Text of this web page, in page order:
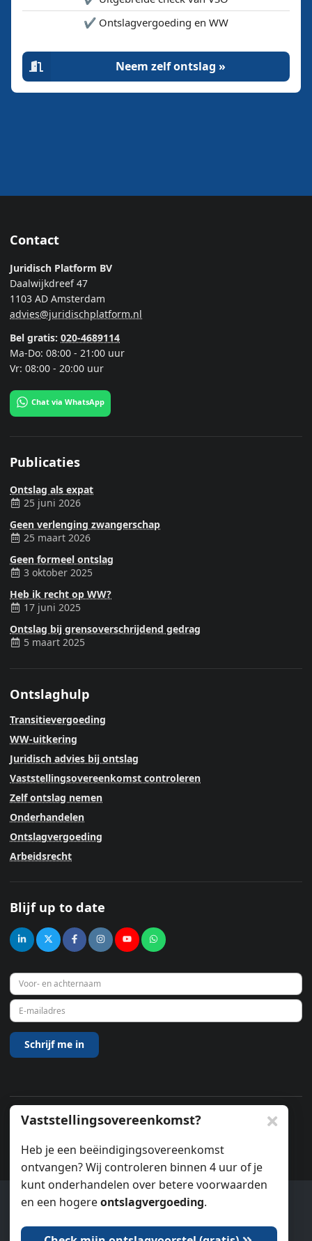
✔️ Ontslagvergoeding en WW
Neem zelf ontslag »
Contact
Juridisch Platform BV
Daalwijkdreef 47
1103 AD Amsterdam
advies@juridischplatform.nl
Bel gratis: 020-4689114
Ma-Do: 08:00 - 21:00 uur
Vr: 08:00 - 20:00 uur
Chat via WhatsApp
Publicaties
Ontslag als expat
25 juni 2026
Geen verlenging zwangerschap
25 maart 2026
Geen formeel ontslag
3 oktober 2025
Heb ik recht op WW?
17 juni 2025
Ontslag bij grensoverschrijdend gedrag
5 maart 2025
Ontslaghulp
Transitievergoeding
WW-uitkering
Juridisch advies bij ontslag
Vaststellingsovereenkomst controleren
Zelf ontslag nemen
Onderhandelen
Ontslagvergoeding
Arbeidsrecht
Blijf up to date
Ook wij gebruiken cookies.
Vaststellingsovereenkomst?
Heb je een beëindigingsovereenkomst
ontvangen? Wij controleren binnen 4 uur of je
kunt onderhandelen over betere voorwaarden
en een hogereontslagvergoeding.